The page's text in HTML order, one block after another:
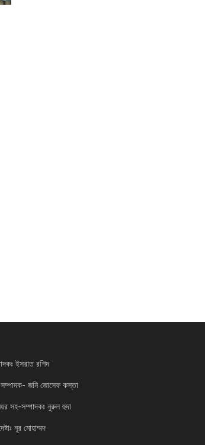
ইসরাত রশিদ
জনি জোসেফ কস্তা
সহ-সম্পাদকঃ নুরুল হুদা
নূর মোহাম্মদ